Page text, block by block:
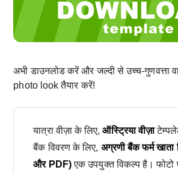
अभी डाउनलोड करें और जल्दी से उच्च-गुणवत्ता
photo look तैयार करें!
यात्रा वीज़ा के लिए,ऑस्ट्रिया वीज़ा
बैंक विवरण के लिए, अग्रणी बैंक फर्म खाता
और PDF)एक उपयुक्त विकल्प है। फोटो